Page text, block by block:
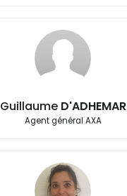
Guillaume D'ADHEMAR
Agent général AXA